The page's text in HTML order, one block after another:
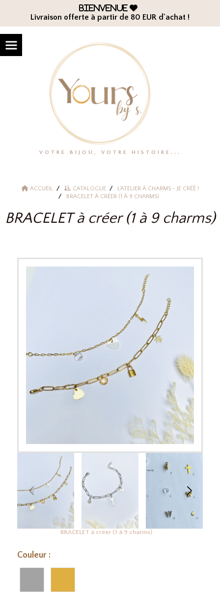
Bienvenue 
Livraison offerte à partir de 80 EUR d'achat !
VOTRE BIJOU, VOTRE HISTOIRE...
ACCUEIL CATALOGUE
L'ATELIER À CHARMS - JE CRÉÉ !
BRACELET À CRÉER (1 À 9 CHARMS)
BRACELET à créer (1 à 9 charms)
BRACELET à créer (1 à 9 charms)
Couleur :
Panneau de gestion des cookies